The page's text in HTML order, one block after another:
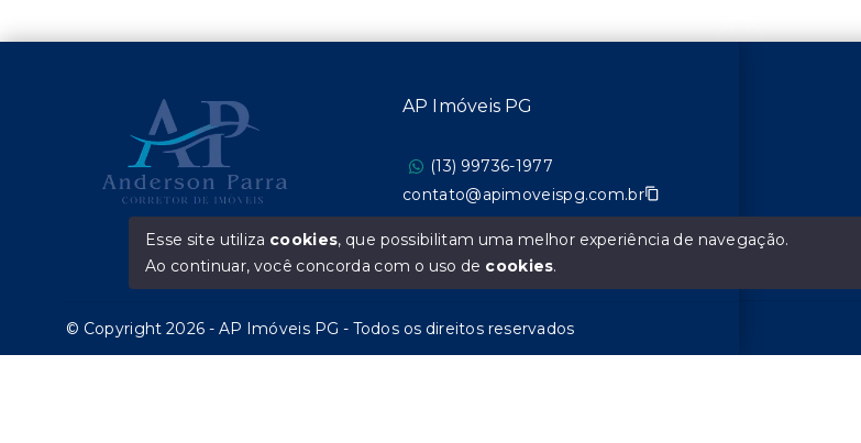
AP Imóveis PG
(13) 99736-1977
contato@apimoveispg.com.br
CRECI 200.110-F
© Copyright 2026 - AP Imóveis PG - Todos os direitos reservados
Esse site utiliza cookies, que possibilitam uma melhor experiência de navegação.
Ao continuar, você concorda com o uso de cookies.